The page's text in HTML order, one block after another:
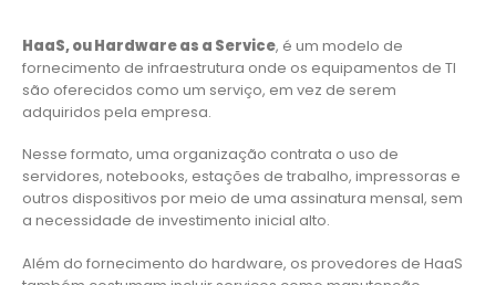
HaaS, ou Hardware as a Service, é um modelo de
fornecimento de infraestrutura onde os equipamentos de TI
são oferecidos como um serviço, em vez de serem
adquiridos pela empresa.
Nesse formato, uma organização contrata o uso de
servidores, notebooks, estações de trabalho, impressoras e
outros dispositivos por meio de uma assinatura mensal, sem
a necessidade de investimento inicial alto.
Além do fornecimento do hardware, os provedores de HaaS